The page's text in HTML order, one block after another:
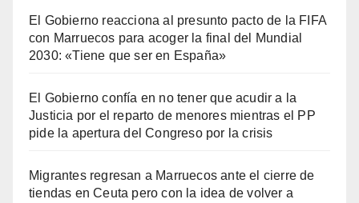
El Gobierno reacciona al presunto pacto de la FIFA
con Marruecos para acoger la final del Mundial
2030: «Tiene que ser en España»
El Gobierno confía en no tener que acudir a la
Justicia por el reparto de menores mientras el PP
pide la apertura del Congreso por la crisis
Migrantes regresan a Marruecos ante el cierre de
tiendas en Ceuta pero con la idea de volver a